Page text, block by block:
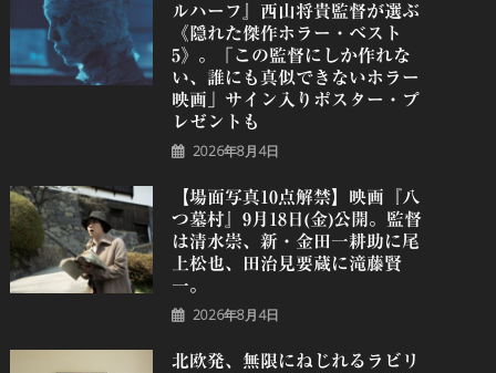
ルハーフ』⻄⼭将貴監督が選ぶ
《隠れた傑作ホラー・ベスト
5》。「この監督にしか作れな
い、誰にも真似できないホラー
映画」サイン入りポスター・プ
レゼントも
2026年8月4日
【場面写真10点解禁】映画『八
つ墓村』9月18日(金)公開。監督
は清水崇、新・金田一耕助に尾
上松也、田治見要蔵に滝藤賢
一。
2026年8月4日
北欧発、無限にねじれるラビリ